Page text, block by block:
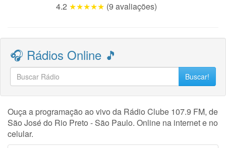
4.2 ★★★★★ (9 avaliações)
🎧 Rádios Online 🎵
Buscar!
Ouça a programação ao vivo da Rádio Clube 107.9 FM, de
São José do Rio Preto - São Paulo. Online na internet e no
celular.